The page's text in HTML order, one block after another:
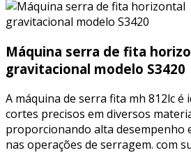
Máquina serra de fita
gravitacional modelo S3420
A máquina de serra fita mh 812lc é
cortes precisos em diversos
proporcionando alta desempenho
nas operações de serragem. com